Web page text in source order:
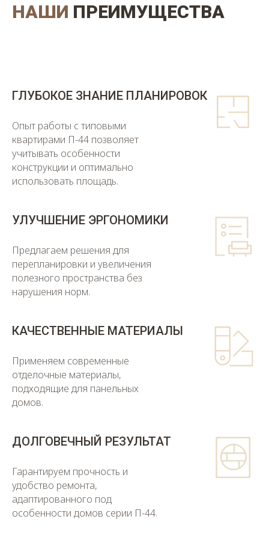
НАШИ ПРЕИМУЩЕСТВА
ГЛУБОКОЕ ЗНАНИЕ ПЛАНИРОВОК
Опыт работы с типовыми
квартирами П-44 позволяет
учитывать особенности
конструкции и оптимально
использовать площадь.
УЛУЧШЕНИЕ ЭРГОНОМИКИ
Предлагаем решения для
перепланировки и увеличения
полезного пространства без
нарушения норм.
КАЧЕСТВЕННЫЕ МАТЕРИАЛЫ
Применяем современные
отделочные материалы,
подходящие для панельных
домов.
ДОЛГОВЕЧНЫЙ РЕЗУЛЬТАТ
Гарантируем прочность и
удобство ремонта,
адаптированного под
особенности домов серии П-44.